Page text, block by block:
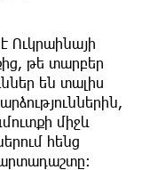
Ուկրաինայի
թե տարբեր
են տալիս
միջև
հենց